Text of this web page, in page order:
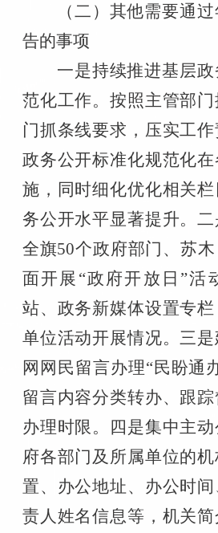
（二）其他需要通
告的事项
一是持续推进基层
范化工作。按照主管部
门抓条线要求，压实工
政务公开标准化规范化
施，同时细化优化相关
务公开水平显著提升。
全旗50个政府部门、苏
面开展“政府开放日”活
站、政务新媒体设置专
单位活动开展情况。三
网网民留言办理“民盼通
留言内容分类转办、跟
办理时限。四是集中主
府各部门及所属单位的
置、办公地址、办公时
责人姓名信息等，机关